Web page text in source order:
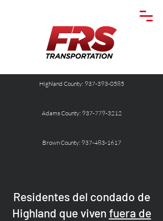
Highland County: 937-393-0585
Adams County: 937-779-3212
Brown County: 937-483-1617
Residentes del condado de
Highland que viven fuera de